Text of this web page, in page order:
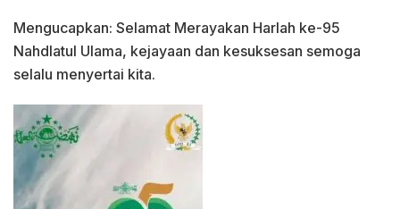
Mengucapkan: Selamat Merayakan Harlah ke-95
Nahdlatul Ulama, kejayaan dan kesuksesan semoga
selalu menyertai kita.